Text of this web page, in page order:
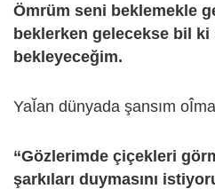
Ömrüm seni beklemekle
beklerken gelecekse bil ki
bekleyeceğim.
YaῘan dünyada şansım
“Gözlerimde çiçekleri
şarkıları duymasını